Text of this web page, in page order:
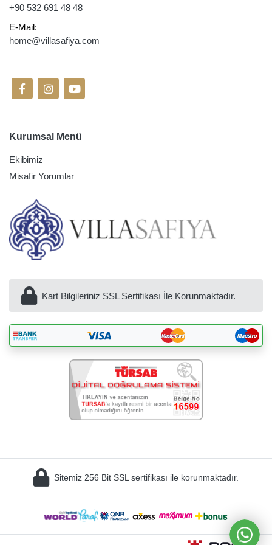
+90 532 691 48 48
E-Mail:
home@villasafiya.com
Kurumsal Menü
Ekibimiz
Misafir Yorumlar
Kart Bilgileriniz SSL Sertifikası İle Korunmaktadır.
Sitemiz 256 Bit SSL sertifikası ile korunmaktadır.